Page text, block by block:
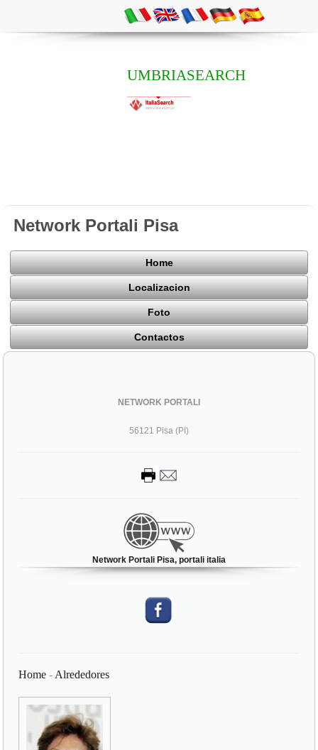
UMBRIASEARCH
Network Portali Pisa
Home
Localizacion
Foto
Contactos
NETWORK PORTALI
56121 Pisa (PI)
Network Portali Pisa, portali italia
Home - Alrededores